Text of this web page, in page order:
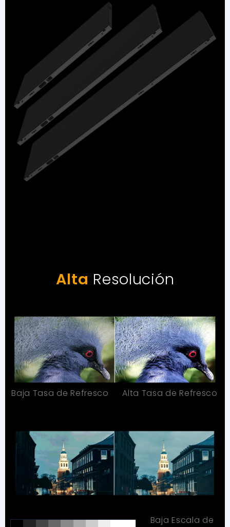
Alta Resolución
Baja Tasa de Refresco Alta Tasa de Refresco
Baja Escala de